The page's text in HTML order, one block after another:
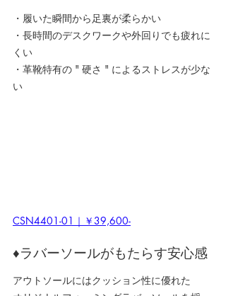
・履いた瞬間から足裏が柔らかい
・長時間のデスクワークや外回りでも疲れに
くい
・革靴特有の " 硬さ " によるストレスが少な
い
CSN4401-01｜￥39,600-
♦ラバーソールがもたらす安心感
アウトソールにはクッション性に優れた